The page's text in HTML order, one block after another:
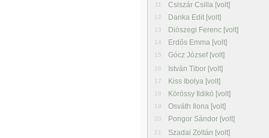
11 Csiszár Csilla [volt]
12 Danka Edit [volt]
13 Diószegi Ferenc [volt]
14 Erdős Emma [volt]
15 Gócz József [volt]
16 István Tibor [volt]
17 Kiss Ibolya [volt]
18 Körössy Ildikó [volt]
19 Osváth Ilona [volt]
20 Pongor Sándor [volt]
21 Szadai Zoltán [volt]